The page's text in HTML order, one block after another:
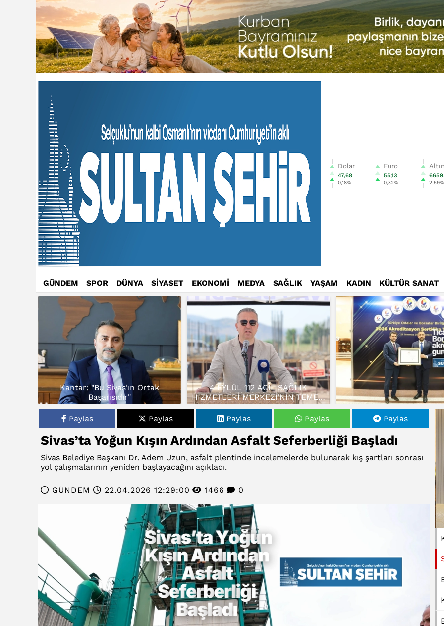
Dolar
47,68
0,18%
Euro
55,13
0,32%
Altın
2,59%
GÜNDEM SPOR DÜNYA SİYASET EKONOMİ MEDYA SAĞLIK YAŞAM KADIN KÜLTÜR SANAT
Kantar: "Bu Sivas'ın Ortak
Başarısıdır"
4 EYLÜL 112 ACİL SAĞLIK
HİZMETLERİ MERKEZİ’NİN TEMELİ
ATILDI…
Paylas
Paylas Paylas Paylas Paylas
Sivas’ta Yoğun Kışın Ardından Asfalt Seferberliği Başladı
Sivas Belediye Başkanı Dr. Adem Uzun, asfalt plentinde incelemelerde bulunarak kış şartları sonrası
yol çalışmalarının yeniden başlayacağını açıkladı.
GÜNDEM 22.04.2026 12:29:00 1466 0